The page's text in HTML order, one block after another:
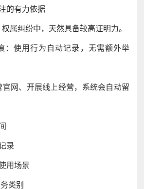
的有力依据
属纠纷中，天然具备较高证明力。
：使用行为自动记录，无需额外举
官网、开展线上经营，系统会自动留
录
用场景
类别